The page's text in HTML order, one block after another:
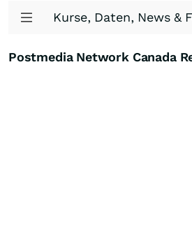
Kurse, Daten, News &
Postmedia Network Canada